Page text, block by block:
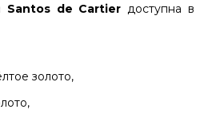
Santos de Cartier доступна в
золото,